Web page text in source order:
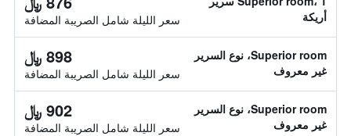
أريكة
سعر الليلة شامل الصريبة المضافة
Superior room، نوع السرير
غير معروف
898 ﷼
سعر الليلة شامل الصريبة المضافة
Superior room، نوع السرير
غير معروف
902 ﷼
سعر الليلة شامل الصريبة المضافة